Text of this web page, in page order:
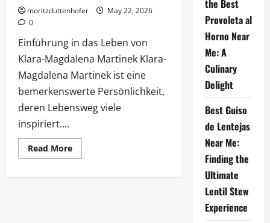
moritzduttenhofer
May 22, 2026
0
Einführung in das Leben von
Klara-Magdalena Martinek Klara-
Magdalena Martinek ist eine
bemerkenswerte Persönlichkeit,
deren Lebensweg viele
inspiriert....
Read MoreRead
more
the Best
Provoleta al
Horno Near
Me: A
Culinary
Delight
Best Guiso
de Lentejas
Near Me:
Finding the
Ultimate
Lentil Stew
Experience